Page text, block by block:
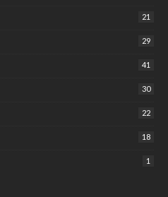
21
29
41
30
22
18
1